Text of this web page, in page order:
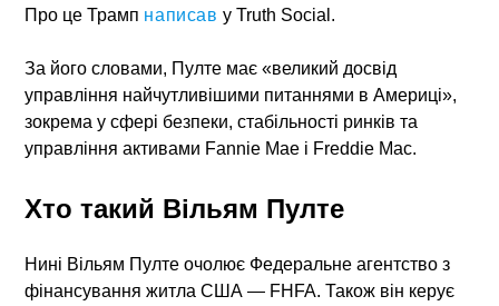
Про це Трамп написав у Truth Social.
За його словами, Пулте має «великий досвід
управління найчутливішими питаннями в Америці»,
зокрема у сфері безпеки, стабільності ринків та
управління активами Fannie Mae і Freddie Mac.
Хто такий Вільям Пулте
Нині Вільям Пулте очолює Федеральне агентство з
фінансування житла США — FHFA. Також він керує